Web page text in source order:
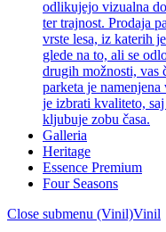
odlikujejo vizualna
ter trajnost. Prodaja
vrste lesa, iz katerih
glede na to, ali se
drugih možnosti, vas
parketa je
je izbrati kvaliteto,
kljubuje zobu časa.
Galleria
Heritage
Essence Premium
Four Seasons
Close submenu (Vinil)Vinil